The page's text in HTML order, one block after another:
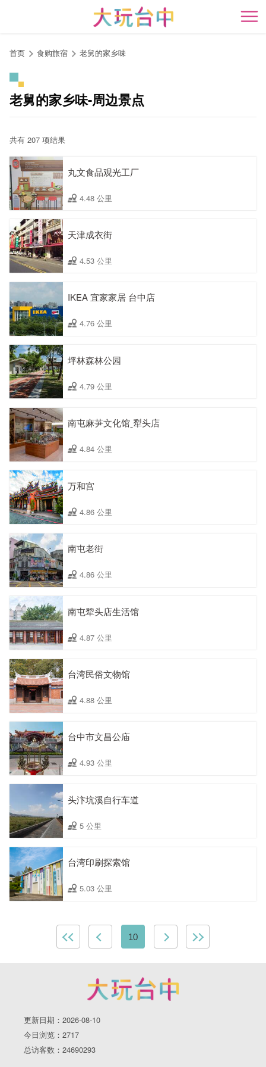
开
首页 食购旅宿 老舅的家乡味
老舅的家乡味-周边景点
共有 207 项结果
丸文食品观光工厂
4.48 公里
天津成衣街
4.53 公里
IKEA 宜家家居 台中店
4.76 公里
坪林森林公园
4.79 公里
南屯麻芛文化馆ˍ犁头店
4.84 公里
万和宫
4.86 公里
南屯老街
4.86 公里
南屯犂头店生活馆
4.87 公里
台湾民俗文物馆
4.88 公里
台中市文昌公庙
4.93 公里
头汴坑溪自行车道
5 公里
台湾印刷探索馆
5.03 公里
10
更新日期：2026-08-10
今日浏览：2717
总访客数：24690293